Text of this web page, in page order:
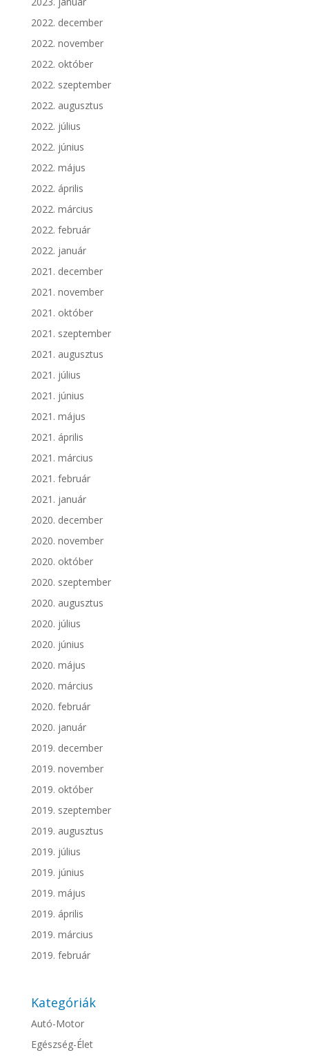
2022. december
2022. november
2022. október
2022. szeptember
2022. augusztus
2022. július
2022. június
2022. május
2022. április
2022. március
2022. február
2022. január
2021. december
2021. november
2021. október
2021. szeptember
2021. augusztus
2021. július
2021. június
2021. május
2021. április
2021. március
2021. február
2021. január
2020. december
2020. november
2020. október
2020. szeptember
2020. augusztus
2020. július
2020. június
2020. május
2020. március
2020. február
2020. január
2019. december
2019. november
2019. október
2019. szeptember
2019. augusztus
2019. július
2019. június
2019. május
2019. április
2019. március
2019. február
Kategóriák
Autó-Motor
Egészség-Élet